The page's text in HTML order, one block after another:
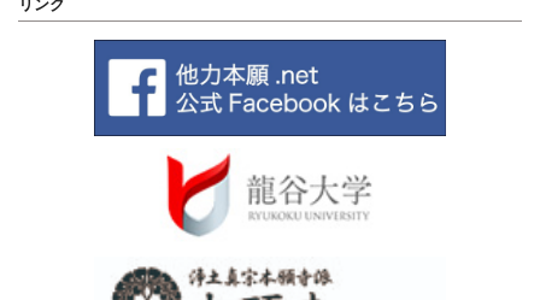
リンク